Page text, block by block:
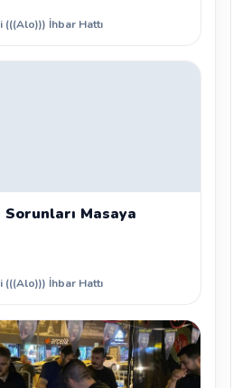
(((Alo))) İhbar Hattı
Sorunları Masaya
(((Alo))) İhbar Hattı